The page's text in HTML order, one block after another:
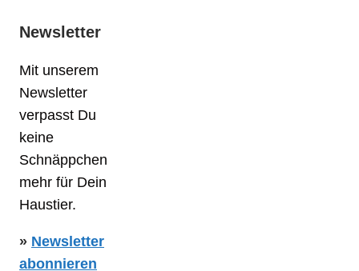
Newsletter
Mit unserem
Newsletter
verpasst Du
keine
Schnäppchen
mehr für Dein
Haustier.
» Newsletter
abonnieren